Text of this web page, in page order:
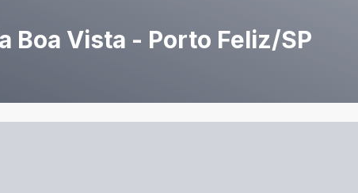
Boa Vista - Porto Feliz/SP